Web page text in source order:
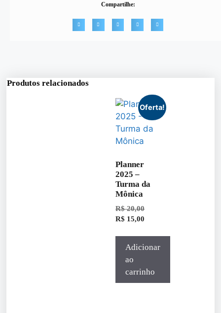
Compartilhe:
Produtos relacionados
Oferta!
Planner
2025 –
Turma da
Mônica
R$20,00
R$ 15,00
Adicionar
ao
carrinho